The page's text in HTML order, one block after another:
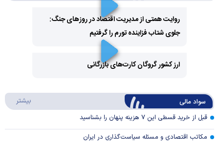
Play
Video
روایت همتی از مدیریت اقتصاد در روزهای جنگ:
جلوی شتاب فزاینده تورم را گرفتیم
Video
ارز کشور گروگان کارت‌های بازرگانی
سواد مالی بیشتر
قبل از خرید قسطی این ۷ هزینه پنهان را بشناسید
مکاتب اقتصادی و مسئله سیاست‌گذاری در ایران